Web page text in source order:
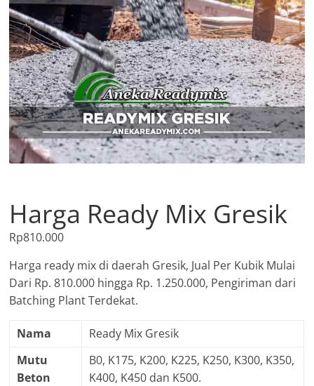
Harga Ready Mix Gresik
Rp810.000
Harga ready mix di daerah Gresik, Jual Per Kubik Mulai
Dari Rp. 810.000 hingga Rp. 1.250.000, Pengiriman dari
Batching Plant Terdekat.
Nama
Ready Mix Gresik
Mutu
Beton
B0, K175, K200, K225, K250, K300, K350,
K400, K450 dan K500.